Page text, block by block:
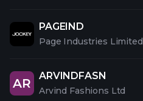
PAGEIND
Page Industries Limited
AR
ARVINDFASN
Arvind Fashions Ltd